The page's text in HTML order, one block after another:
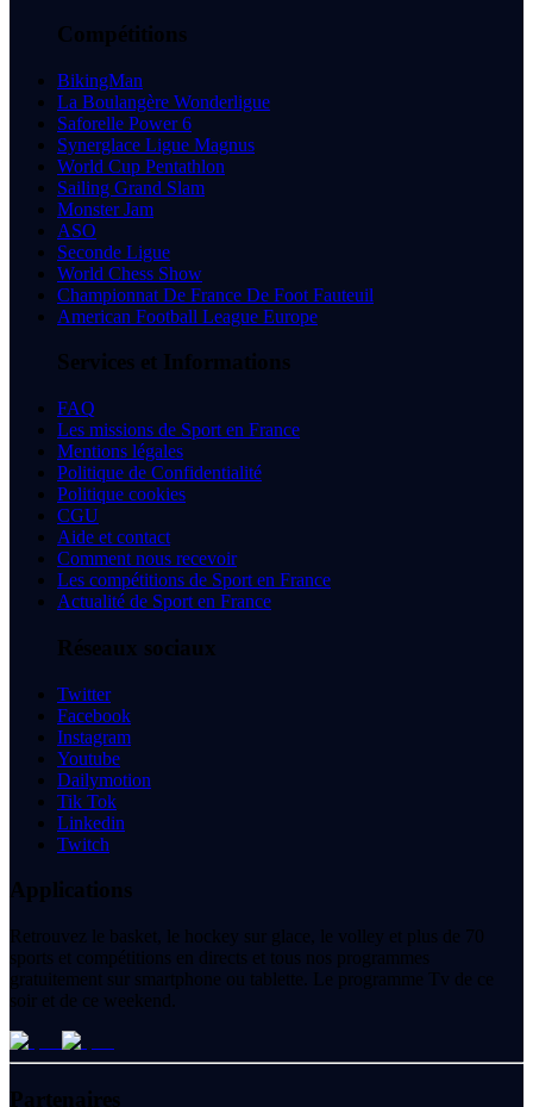
Compétitions
BikingMan
La Boulangère Wonderligue
Saforelle Power 6
Synerglace Ligue Magnus
World Cup Pentathlon
Sailing Grand Slam
Monster Jam
ASO
Seconde Ligue
World Chess Show
Championnat De France De Foot Fauteuil
American Football League Europe
Services et Informations
FAQ
Les missions de Sport en France
Mentions légales
Politique de Confidentialité
Politique cookies
CGU
Aide et contact
Comment nous recevoir
Les compétitions de Sport en France
Actualité de Sport en France
Réseaux sociaux
Twitter
Facebook
Instagram
Youtube
Dailymotion
Tik Tok
Linkedin
Twitch
Applications
Retrouvez le basket, le hockey sur glace, le volley et plus de 70
sports et compétitions en directs et tous nos programmes
gratuitement sur smartphone ou tablette. Le programme Tv de ce
soir et de ce weekend.
Partenaires